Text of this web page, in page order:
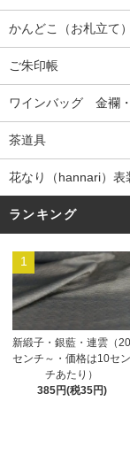
かんどこ（お札立て）
ご朱印帳
ワインバッグ 金襴
茶道具
花なり（hannari）
ランキング
1
新緞子・銀藍・連雲（20
センチ～・価格は10セン
チあたり）
385円(税35円)